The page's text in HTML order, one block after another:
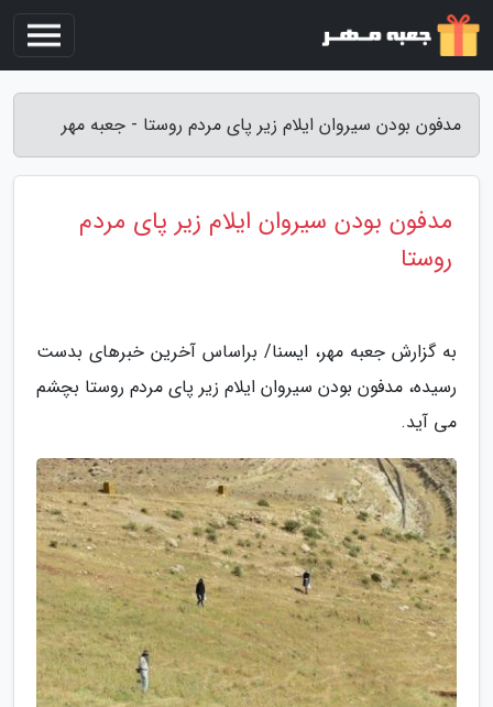
مدفون بودن سیروان ایلام زیر پای مردم روستا - جعبه مهر
مدفون بودن سیروان ایلام زیر پای مردم
روستا
به گزارش جعبه مهر، ایسنا/ براساس آخرین خبرهای بدست
رسیده، مدفون بودن سیروان ایلام زیر پای مردم روستا بچشم
می آید.